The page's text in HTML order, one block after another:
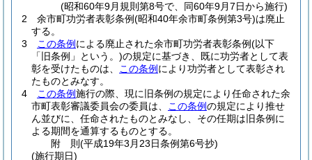
(昭和60年9月規則第8号で、同60年9月7日から施行)
2
余市町功労者表彰条例(昭和40年余市町条例第3号)は廃止
する。
3
この条例 による廃止された余市町功労者表彰条例(以下
「旧条例」という。)の規定に基づき、既に功労者として表
彰を受けたものは、
この条例 により功労者として表彰され
たものとみなす。
4
この条例施行の際、現に旧条例の規定により任命された余
市町表彰審議委員会の委員は、
この条例の規定により推せ
ん並びに、任命されたものとみなし、その任期は旧条例に
よる期間を通算するものとする。
附 則(平成19年3月23日条例第6号抄)
(施行期日)